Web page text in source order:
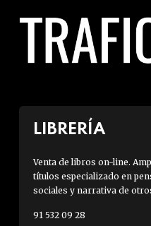
LIBRERÍA
Venta de libros on-line.
títulos especializado en
sociales y narrativa de
91 532 09 28